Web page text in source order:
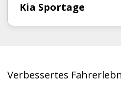
Kia Sportage
Verbessertes